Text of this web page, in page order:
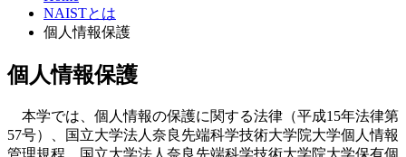
Home
NAISTとは
個人情報保護
本学では、個人情報の保護に関する法律（平成15年法律第
57号）、国立大学法人奈良先端科学技術大学院大学個人情報